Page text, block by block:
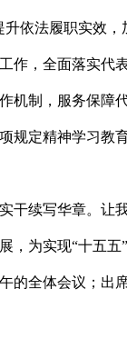
依法履职实效
作，全面落实代
机制，服务保障
规定精神学习教
干续写华章。让
，为实现“十五
的全体会议；出